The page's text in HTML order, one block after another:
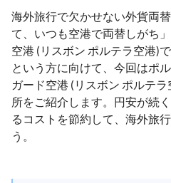
海外旅行で欠かせない外貨両
て、いつも空港で両替しがち
空港 (リスボン ポルテラ空港)
という方に向けて、今回はポ
ガード空港 (リスボン ポルテ
所をご紹介します。円安が続
るコストを節約して、海外旅
う。